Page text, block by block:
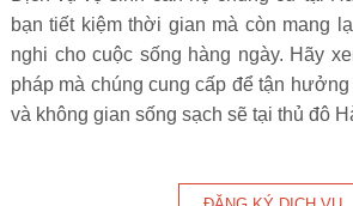
bạn tiết kiệm thời gian mà còn mang
nghi cho cuộc sống hàng ngày. Hãy
pháp mà chúng cung cấp để tận
và không gian sống sạch sẽ tại thủ đô